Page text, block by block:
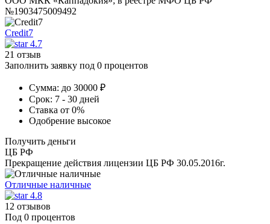
№1903475009492
Credit7
4.7
21 отзыв
Заполнить заявку под 0 процентов
Сумма: до 30000 ₽
Срок: 7 - 30 дней
Ставка от 0%
Одобрение высокое
Получить деньги
ЦБ РФ
Прекращение действия лицензии ЦБ РФ 30.05.2016г.
Отличные наличные
4.8
12 отзывов
Под 0 процентов